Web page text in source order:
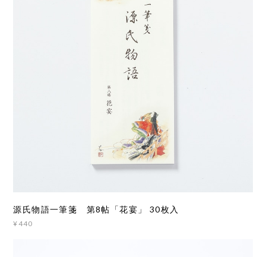
源氏物語一筆箋 第8帖「花宴」 30枚入
¥440